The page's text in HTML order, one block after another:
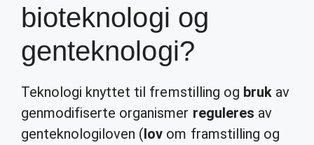
bioteknologi og
genteknologi?
Teknologi knyttet til fremstilling og brukav
genmodifiserte organismer reguleres av
genteknologiloven (lov om framstilling og